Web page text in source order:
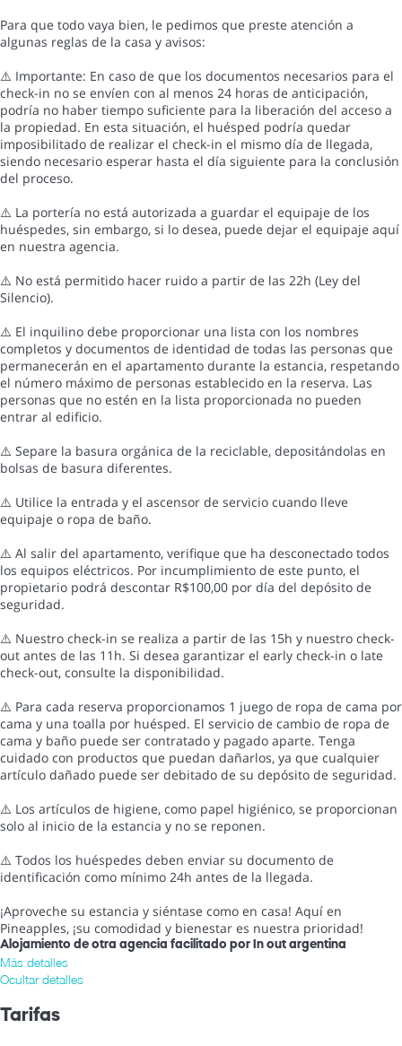
Para que todo vaya bien, le pedimos que preste atención a
algunas reglas de la casa y avisos:
⚠️ Importante: En caso de que los documentos necesarios para el
check-in no se envíen con al menos 24 horas de anticipación,
podría no haber tiempo suficiente para la liberación del acceso a
la propiedad. En esta situación, el huésped podría quedar
imposibilitado de realizar el check-in el mismo día de llegada,
siendo necesario esperar hasta el día siguiente para la conclusión
del proceso.
⚠️ La portería no está autorizada a guardar el equipaje de los
huéspedes, sin embargo, si lo desea, puede dejar el equipaje aquí
en nuestra agencia.
⚠️ No está permitido hacer ruido a partir de las 22h (Ley del
Silencio).
⚠️ El inquilino debe proporcionar una lista con los nombres
completos y documentos de identidad de todas las personas que
permanecerán en el apartamento durante la estancia, respetando
el número máximo de personas establecido en la reserva. Las
personas que no estén en la lista proporcionada no pueden
entrar al edificio.
⚠️ Separe la basura orgánica de la reciclable, depositándolas en
bolsas de basura diferentes.
⚠️ Utilice la entrada y el ascensor de servicio cuando lleve
equipaje o ropa de baño.
⚠️ Al salir del apartamento, verifique que ha desconectado todos
los equipos eléctricos. Por incumplimiento de este punto, el
propietario podrá descontar R$100,00 por día del depósito de
seguridad.
⚠️ Nuestro check-in se realiza a partir de las 15h y nuestro check-
out antes de las 11h. Si desea garantizar el early check-in o late
check-out, consulte la disponibilidad.
⚠️ Para cada reserva proporcionamos 1 juego de ropa de cama por
cama y una toalla por huésped. El servicio de cambio de ropa de
cama y baño puede ser contratado y pagado aparte. Tenga
cuidado con productos que puedan dañarlos, ya que cualquier
artículo dañado puede ser debitado de su depósito de seguridad.
⚠️ Los artículos de higiene, como papel higiénico, se proporcionan
solo al inicio de la estancia y no se reponen.
⚠️ Todos los huéspedes deben enviar su documento de
identificación como mínimo 24h antes de la llegada.
¡Aproveche su estancia y siéntase como en casa! Aquí en
Pineapples, ¡su comodidad y bienestar es nuestra prioridad!
Alojamiento de otra agencia facilitado por In out argentina
Más detalles
Ocultar detalles
Tarifas